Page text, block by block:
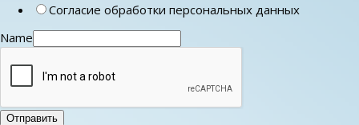
Согласие обработки персональных данных
Name
Отправить